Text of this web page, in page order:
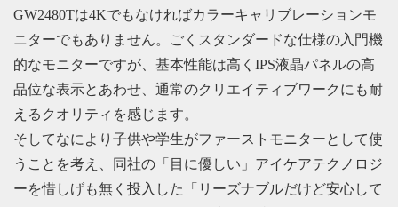
GW2480Tは4Kでもなければカラーキャリブレーションモ
ニターでもありません。ごくスタンダードな仕様の入門機
的なモニターですが、基本性能は高くIPS液晶パネルの高
品位な表示とあわせ、通常のクリエイティブワークにも耐
えるクオリティを感じます。
そしてなにより子供や学生がファーストモニターとして使
うことを考え、同社の「目に優しい」アイケアテクノロジ
ーを惜しげも無く投入した「リーズナブルだけど安心して